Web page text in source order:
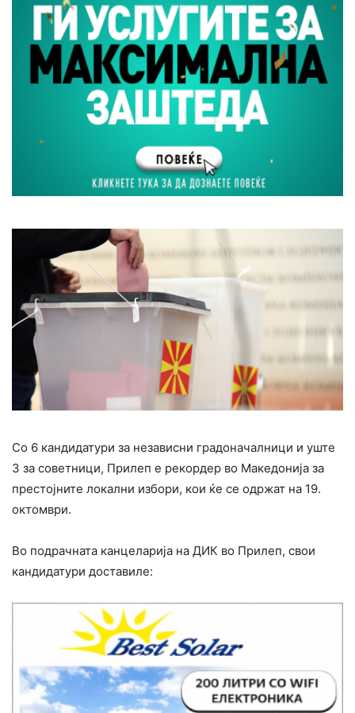
Со 6 кандидатури за независни градоначалници и уште
3 за советници, Прилеп е рекордер во Македонија за
престојните локални избори, кои ќе се одржат на 19.
октомври.
Во подрачната канцеларија на ДИК во Прилеп, свои
кандидатури доставиле: